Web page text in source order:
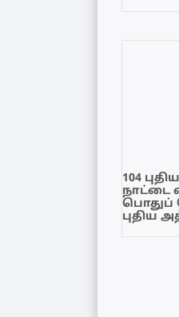
104
நாட்டை
பொதுப்
புதிய